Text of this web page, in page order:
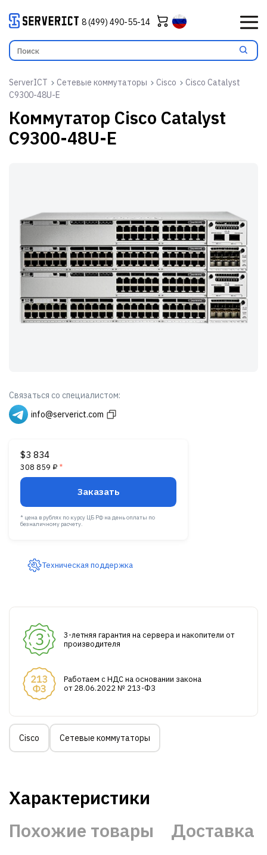
8 (499) 490-55-14
ServerICT Сетевые коммутаторы Cisco
Cisco Catalyst
C9300-48U-E
Коммутатор Cisco Catalyst
C9300-48U-E
Связаться со специалистом:
info@serverict.com
$3 834
308 859 ₽ *
Заказать
* цена в рублях по курсу ЦБ РФ на день оплаты по
безналичному расчету.
Техническая поддержка
3-летняя гарантия на сервера и накопители от
производителя
Работаем с НДС на основании закона
от 28.06.2022 № 213-ФЗ
Cisco Сетевые коммутаторы
Характеристики
Похожие товары
Доставка